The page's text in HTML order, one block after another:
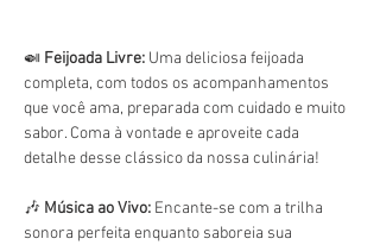
🍛 Feijoada Livre: Uma deliciosa feijoada
completa, com todos os acompanhamentos
que você ama, preparada com cuidado e muito
sabor. Coma à vontade e aproveite cada
detalhe desse clássico da nossa culinária!
🎶 Música ao Vivo: Encante-se com a trilha
sonora perfeita enquanto saboreia sua